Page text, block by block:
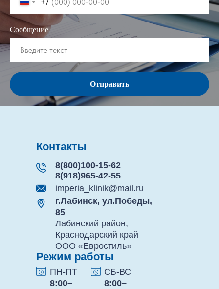
+7
Сообщение
Отправить
8(800)100-15-62
8(918)965-42-55
imperia_klinik@mail.ru
г.Лабинск, ул.Победы,
85
Лабинский район,
Краснодарский край
ООО «Евростиль»
Режим работы
ПН-ПТ
8:00–
СБ-ВС
8:00–
Контакты